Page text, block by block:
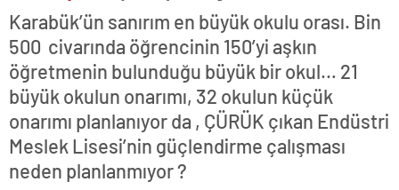
Karabük’ün sanırım en büyük okulu orası. Bin
500 civarında öğrencinin 150’yi aşkın
öğretmenin bulunduğu büyük bir okul… 21
büyük okulun onarımı, 32 okulun küçük
onarımı planlanıyor da , ÇÜRÜK çıkan Endüstri
Meslek Lisesi’nin güçlendirme çalışması
neden planlanmıyor ?